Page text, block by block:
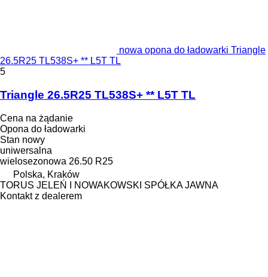
nowa opona do ładowarki Triangle
26.5R25 TL538S+ ** L5T TL
5
Triangle 26.5R25 TL538S+ ** L5T TL
Cena na żądanie
Opona do ładowarki
Stan nowy
uniwersalna
wielosezonowa 26.50 R25
Polska, Kraków
TORUS JELEŃ I NOWAKOWSKI SPÓŁKA JAWNA
Kontakt z dealerem